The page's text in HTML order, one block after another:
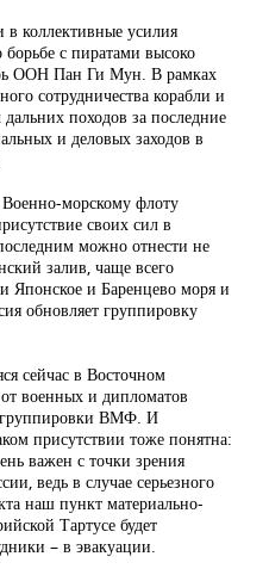
в коллективные усилия
с пиратами высоко
ООН Пан Ги Мун. В рамках
сотрудничества корабли и
походов за последние
и деловых заходов в
морскому флоту
своих сил в
можно отнести не
залив, чаще всего
Японское и Баренцево моря и
обновляет группировку
сейчас в Восточном
военных и дипломатов
группировки ВМФ. И
присутствии тоже понятна:
важен с точки зрения
ведь в случае серьезного
наш пункт материально-
Тартусе будет
– в эвакуации.